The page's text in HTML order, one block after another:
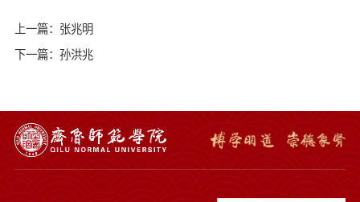
上一篇：张兆明
下一篇：孙洪兆